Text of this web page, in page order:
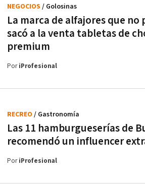
La marca de alfajores que no
sacó a la venta tabletas de
premium
NEGOCIOS / Golosinas
PoriProfesional
Las 11 hamburgueserías de
recomendó un influencer
RECREO / Gastronomía
PoriProfesional